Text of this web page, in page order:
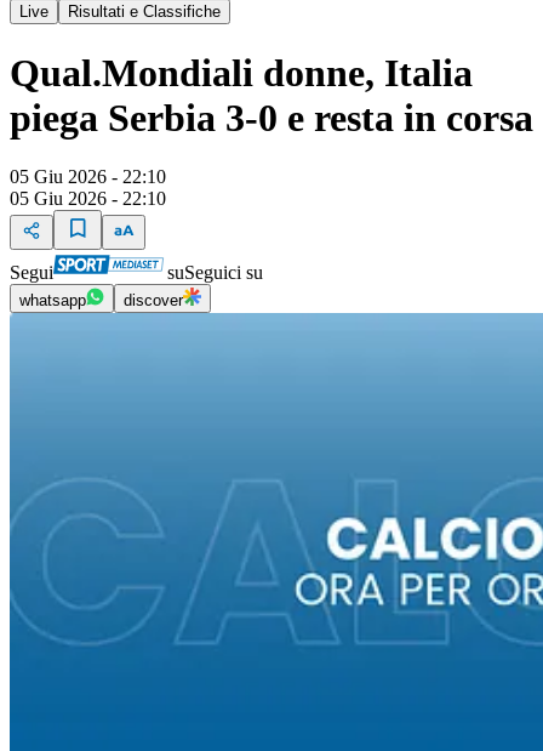
Live
Risultati e Classifiche
Qual.Mondiali donne, Italia
piega Serbia 3-0 e resta in corsa
05 Giu 2026 - 22:10
05 Giu 2026 - 22:10
Segui suSeguici su
whatsapp discover